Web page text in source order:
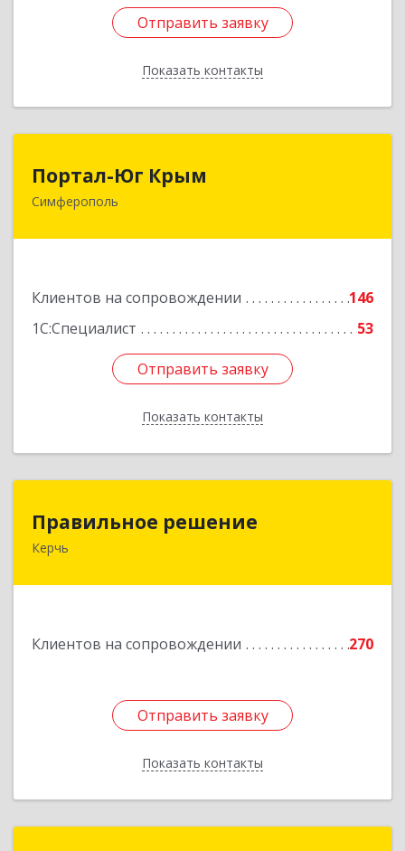
Отправить заявку
Показать контакты
Отправить заявку
Назад
Портал-Юг Крым
Симферополь
Клиентов на сопровождении
146
1С:Специалист
53
Отправить заявку
Показать контакты
295015, Крым Респ, Симферополь г, Козлова ул,
Отправить заявку
Назад
Правильное решение
Керчь
Клиентов на сопровождении 270
Отправить заявку
Показать контакты
298330, Крым Респ, Керчь г, Адмиралтейский
Отправить заявку
Назад